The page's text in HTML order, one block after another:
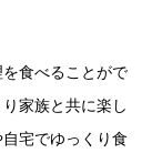
食べることがで
家族と共に楽し
宅でゆっくり食